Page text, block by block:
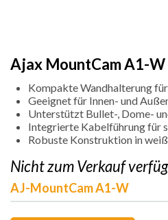
Ajax MountCam A1-W
Kompakte Wandhalterung
Geeignet für Innen- und
Unterstützt Bullet-, Dome-
Integrierte Kabelführung für
Robuste Konstruktion in
Nicht zum Verkauf
AJ-MountCam A1-W